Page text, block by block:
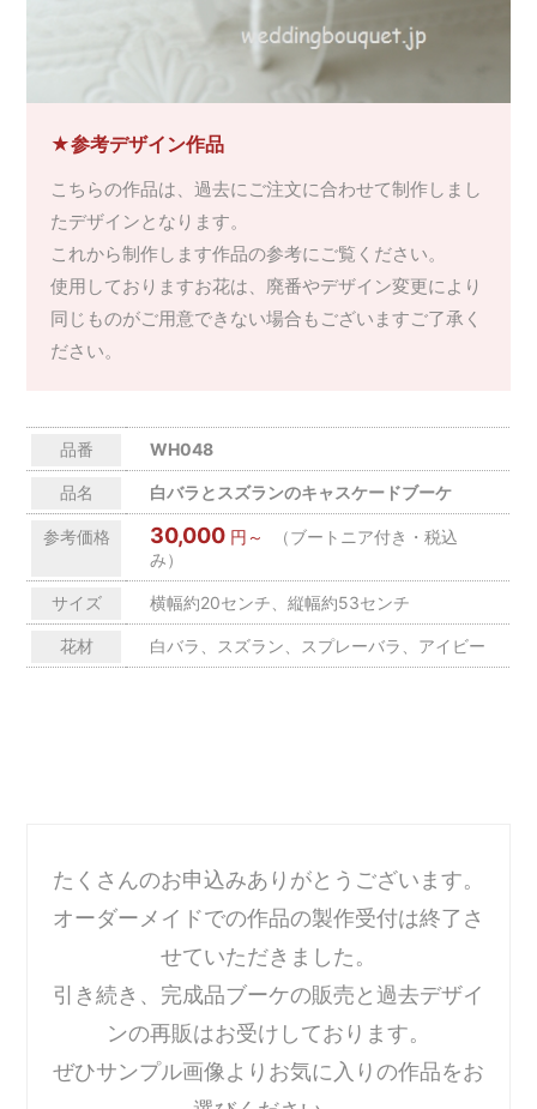
★参考デザイン作品
こちらの作品は、過去にご注文に合わせて制作しまし
たデザインとなります。
これから制作します作品の参考にご覧ください。
使用しておりますお花は、廃番やデザイン変更により
同じものがご用意できない場合もございますご了承く
ださい。
品番 WH048
品名 白バラとスズランのキャスケードブーケ
参考価格 30,000 円～
（ブートニア付き・税込
み）
サイズ 横幅約20センチ、縦幅約53センチ
花材 白バラ、スズラン、スプレーバラ、アイビー
たくさんのお申込みありがとうございます。
オーダーメイドでの作品の製作受付は終了さ
せていただきました。
引き続き、完成品ブーケの販売と過去デザイ
ンの再販はお受けしております。
ぜひサンプル画像よりお気に入りの作品をお